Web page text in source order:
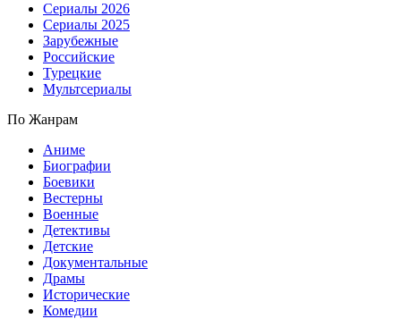
Сериалы 2026
Сериалы 2025
Зарубежные
Российские
Турецкие
Мультсериалы
По Жанрам
Аниме
Биографии
Боевики
Вестерны
Военные
Детективы
Детские
Документальные
Драмы
Исторические
Комедии